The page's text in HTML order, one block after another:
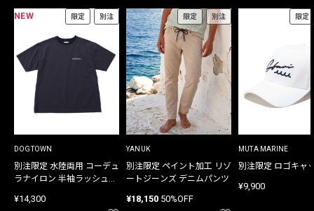
NEW 限定 別注
DOGTOWN
別注限定 水陸両用 コーデュ
ラナイロン 半袖ラッシュガ
¥14,300
限定 別注
YANUK
別注限定 ペイント加工 リゾ
ートジーンズ デニムパンツ
¥18,150 50%OFF
限定
MUTA MARINE
別注限定 ロゴキャ
¥9,900